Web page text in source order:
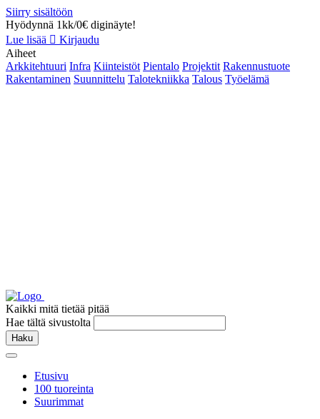
Siirry sisältöön
Hyödynnä 1kk/0€ diginäyte!
Lue lisää
Kirjaudu
Aiheet
Arkkitehtuuri Infra Kiinteistöt Pientalo Projektit Rakennustuote
Rakentaminen Suunnittelu Talotekniikka Talous Työelämä
Kaikki mitä tietää pitää
Hae tältä sivustolta
Haku
Etusivu
100 tuoreinta
Suurimmat